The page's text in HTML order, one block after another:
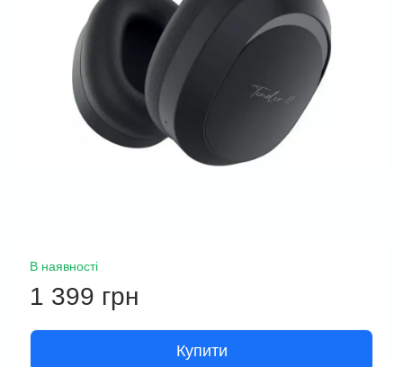
В наявності
1 399 грн
Купити